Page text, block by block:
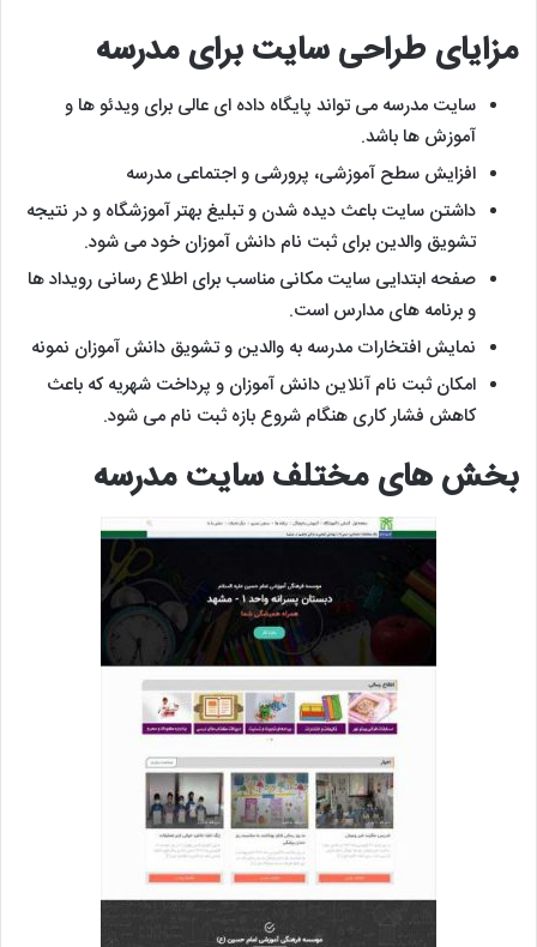
مزایای طراحی سایت برای مدرسه
سایت مدرسه می تواند پایگاه داده ای عالی برای ویدئو ها و
آموزش ها باشد.
افزایش سطح آموزشی، پرورشی و اجتماعی مدرسه
داشتن سایت باعث دیده شدن و تبلیغ بهتر آموزشگاه و در نتیجه
تشویق والدین برای ثبت نام دانش آموزان خود می شود.
صفحه ابتدایی سایت مکانی مناسب برای اطلاع رسانی رویداد ها
و برنامه های مدارس است.
نمایش افتخارات مدرسه به والدین و تشویق دانش آموزان نمونه
امکان ثبت نام آنلاین دانش آموزان و پرداخت شهریه که باعث
کاهش فشار کاری هنگام شروع بازه ثبت نام می شود.
بخش های مختلف سایت مدرسه